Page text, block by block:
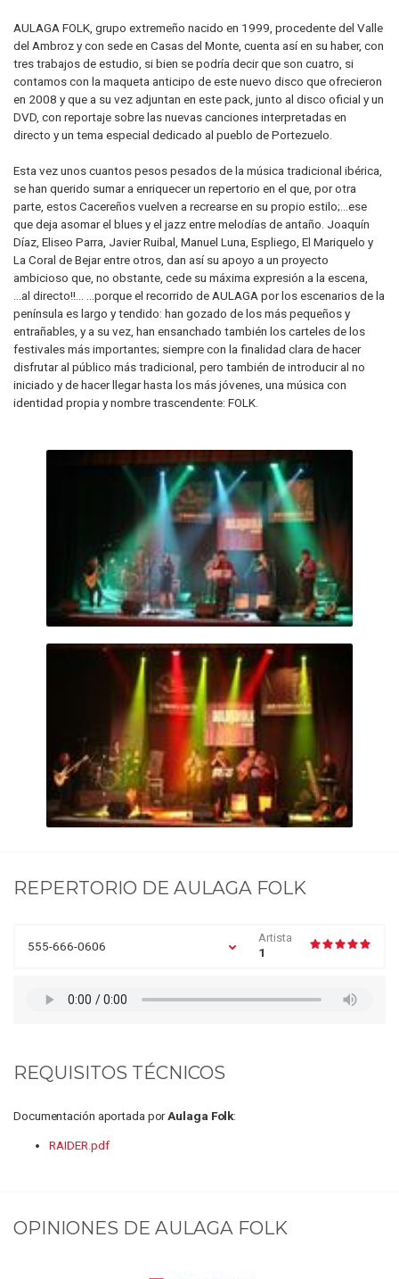
AULAGA FOLK, grupo extremeño nacido en 1999, procedente del Valle
del Ambroz y con sede en Casas del Monte, cuenta así en su haber, con
tres trabajos de estudio, si bien se podría decir que son cuatro, si
contamos con la maqueta anticipo de este nuevo disco que ofrecieron
en 2008 y que a su vez adjuntan en este pack, junto al disco oficial y un
DVD, con reportaje sobre las nuevas canciones interpretadas en
directo y un tema especial dedicado al pueblo de Portezuelo.
Esta vez unos cuantos pesos pesados de la música tradicional ibérica,
se han querido sumar a enriquecer un repertorio en el que, por otra
parte, estos Cacereños vuelven a recrearse en su propio estilo;...ese
que deja asomar el blues y el jazz entre melodías de antaño. Joaquín
Díaz, Eliseo Parra, Javier Ruibal, Manuel Luna, Espliego, El Mariquelo y
La Coral de Bejar entre otros, dan así su apoyo a un proyecto
ambicioso que, no obstante, cede su máxima expresión a la escena,
...al directo!!... ...porque el recorrido de AULAGA por los escenarios de la
península es largo y tendido: han gozado de los más pequeños y
entrañables, y a su vez, han ensanchado también los carteles de los
festivales más importantes; siempre con la finalidad clara de hacer
disfrutar al público más tradicional, pero también de introducir al no
iniciado y de hacer llegar hasta los más jóvenes, una música con
identidad propia y nombre trascendente: FOLK.
REPERTORIO DE AULAGA FOLK
555-666-0606
Artista
1
REQUISITOS TÉCNICOS
Documentación aportada porAulaga Folk:
RAIDER.pdf
OPINIONES DE AULAGA FOLK